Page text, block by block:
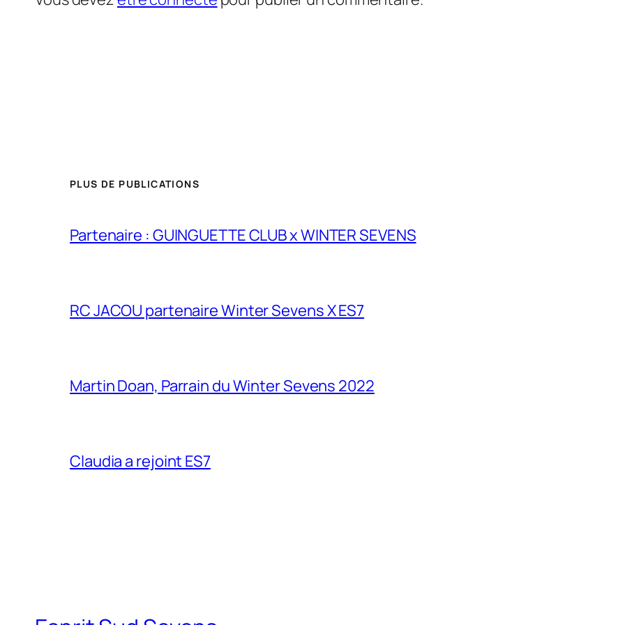
PLUS DE PUBLICATIONS
Partenaire : GUINGUETTE CLUB x WINTER SEVENS
RC JACOU partenaire Winter Sevens X ES7
Martin Doan, Parrain du Winter Sevens 2022
Claudia a rejoint ES7